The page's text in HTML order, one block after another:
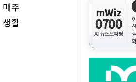
주
활
mWiz
0700
AI 뉴스브리핑